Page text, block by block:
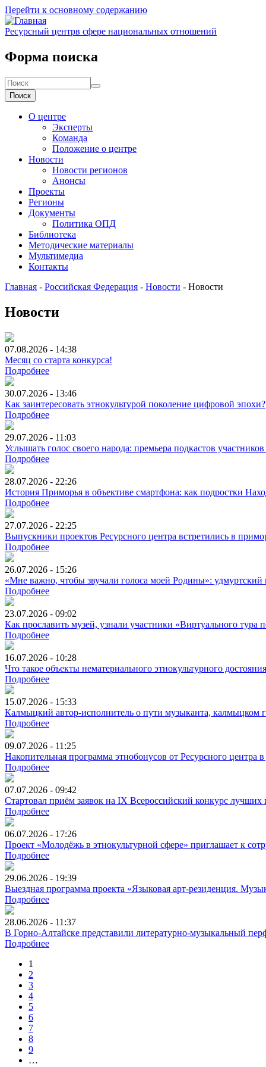
Перейти к основному содержанию
Ресурсный центрв сфере национальных отношений
Форма поиска
Поиск
О центре
Эксперты
Команда
Положение о центре
Новости
Новости регионов
Анонсы
Проекты
Регионы
Документы
Политика ОПД
Библиотека
Методические материалы
Мультимедиа
Контакты
Главная - Российская Федерация - Новости - Новости
Новости
07.08.2026 - 14:38
Месяц со старта конкурса!
Подробнее
30.07.2026 - 13:46
Как заинтересовать этнокультурой поколение цифровой эпохи?
Подробнее
29.07.2026 - 11:03
Услышать голос своего народа: премьера подкастов
Подробнее
28.07.2026 - 22:26
История Приморья в объективе смартфона: как подростки
Подробнее
27.07.2026 - 22:25
Выпускники проектов Ресурсного центра встретились в
Подробнее
26.07.2026 - 15:26
«Мне важно, чтобы звучали голоса моей Родины»: удмуртский
Подробнее
23.07.2026 - 09:02
Как прославить музей, узнали участники «Виртуального тура
Подробнее
16.07.2026 - 10:28
Что такое объекты нематериального этнокультурного
Подробнее
15.07.2026 - 15:33
Калмыцкий автор-исполнитель о пути музыканта, калмыцком
Подробнее
09.07.2026 - 11:25
Накопительная программа этнобонусов от Ресурсного центра
Подробнее
07.07.2026 - 09:42
Стартовал приём заявок на IX Всероссийский конкурс
Подробнее
06.07.2026 - 17:26
Проект «Молодёжь в этнокультурной сфере» приглашает к
Подробнее
29.06.2026 - 19:39
Выездная программа проекта «Языковая арт-резиденция.
Подробнее
28.06.2026 - 11:37
В Горно-Алтайске представили литературно-музыкальный
Подробнее
1
2
3
4
5
6
7
8
9
…